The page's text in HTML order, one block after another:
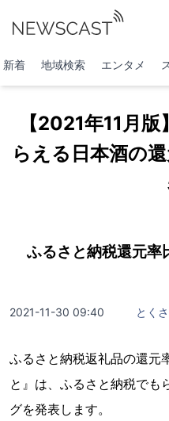
新着 地域検索 エンタメ
【2021年11月
らえる日本酒の
ふるさと納税還元率
2021-11-30 09:40 とく
ふるさと納税返礼品の還元
と』は、ふるさと納税でも
グを発表します。